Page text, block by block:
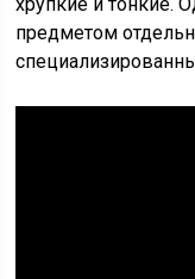
предметом